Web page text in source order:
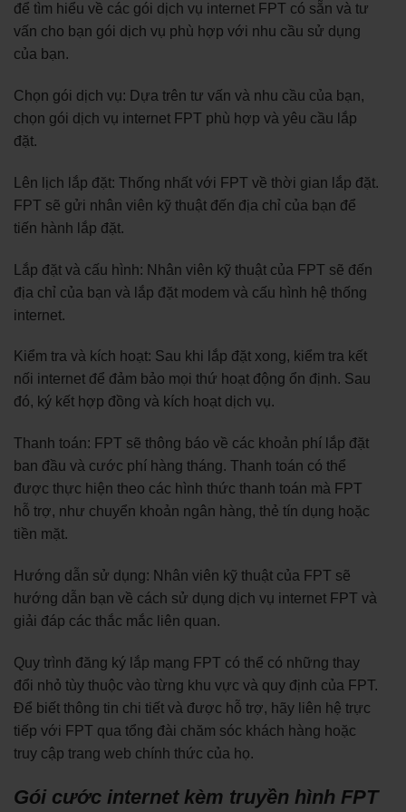
để tìm hiểu về các gói dịch vụ internet FPT có sẵn và tư
vấn cho bạn gói dịch vụ phù hợp với nhu cầu sử dụng
của bạn.
Chọn gói dịch vụ: Dựa trên tư vấn và nhu cầu của bạn,
chọn gói dịch vụ internet FPT phù hợp và yêu cầu lắp
đặt.
Lên lịch lắp đặt: Thống nhất với FPT về thời gian lắp đặt.
FPT sẽ gửi nhân viên kỹ thuật đến địa chỉ của bạn để
tiến hành lắp đặt.
Lắp đặt và cấu hình: Nhân viên kỹ thuật của FPT sẽ đến
địa chỉ của bạn và lắp đặt modem và cấu hình hệ thống
internet.
Kiểm tra và kích hoạt: Sau khi lắp đặt xong, kiểm tra kết
nối internet để đảm bảo mọi thứ hoạt động ổn định. Sau
đó, ký kết hợp đồng và kích hoạt dịch vụ.
Thanh toán: FPT sẽ thông báo về các khoản phí lắp đặt
ban đầu và cước phí hàng tháng. Thanh toán có thể
được thực hiện theo các hình thức thanh toán mà FPT
hỗ trợ, như chuyển khoản ngân hàng, thẻ tín dụng hoặc
tiền mặt.
Hướng dẫn sử dụng: Nhân viên kỹ thuật của FPT sẽ
hướng dẫn bạn về cách sử dụng dịch vụ internet FPT và
giải đáp các thắc mắc liên quan.
Quy trình đăng ký lắp mạng FPT có thể có những thay
đổi nhỏ tùy thuộc vào từng khu vực và quy định của FPT.
Để biết thông tin chi tiết và được hỗ trợ, hãy liên hệ trực
tiếp với FPT qua tổng đài chăm sóc khách hàng hoặc
truy cập trang web chính thức của họ.
Gói cước internet kèm truyền hình FPT